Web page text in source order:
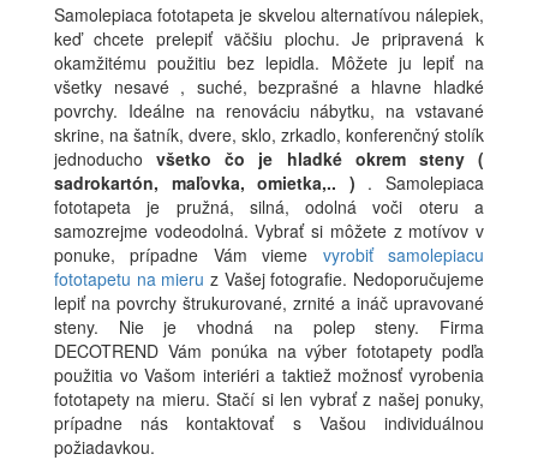
Samolepiaca fototapeta je skvelou alternatívou nálepiek,
keď chcete prelepiť väčšiu plochu. Je pripravená k
okamžitému použitiu bez lepidla. Môžete ju lepiť na
všetky nesavé , suché, bezprašné a hlavne hladké
povrchy. Ideálne na renováciu nábytku, na vstavané
skrine, na šatník, dvere, sklo, zrkadlo, konferenčný stolík
jednoduchovšetko čo je hladké okrem steny (
sadrokartón, maľovka, omietka,.. ) . Samolepiaca
fototapeta je pružná, silná, odolná voči oteru a
samozrejme vodeodolná. Vybrať si môžete z motívov v
ponuke, prípadne Vám vieme vyrobiť samolepiacu
fototapetu na mieru z Vašej fotografie. Nedoporučujeme
lepiť na povrchy štrukurované, zrnité a ináč upravované
steny. Nie je vhodná na polep steny. Firma
DECOTREND Vám ponúka na výber fototapety podľa
použitia vo Vašom interiéri a taktiež možnosť vyrobenia
fototapety na mieru. Stačí si len vybrať z našej ponuky,
prípadne nás kontaktovať s Vašou individuálnou
požiadavkou.